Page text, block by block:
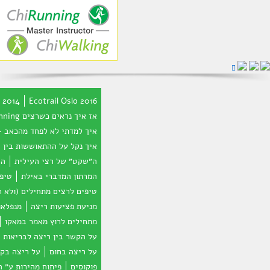
Ecotrail Oslo 2016
אז איך נראים כשרצים Chi Running?
איך למדתי לא לפחד
איך נקל על ההתאוששות בין
ה״שקט״ של רצי העילית
המרתון המדברי באילת
טיפים לרצים מתחילים
מניעת פציעות ריצה
מתחילים לרוץ מאמר במאקו
על הקשר בין ריצה
על ריצה בחום
על ריצה
פוקוסים
פיתוח מהירות ע״